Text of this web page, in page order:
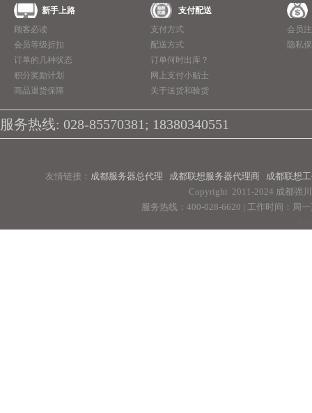
新手上路
顾客必读
会员等级折扣
订单的几种状态
积分奖励计划
商品退货保障
支付配送
支付方式
配送方式
订单何时出库？
网上支付小贴士
关于送货和验货
会员
隐私
服务热线: 028-85570381; 18380340551
友情链接： 成都服务器总代理 成都联想服务器代理商
成都联想
Copyright 2011-2024 成都强
服务热线：400-028-6620 | 工作时间：周